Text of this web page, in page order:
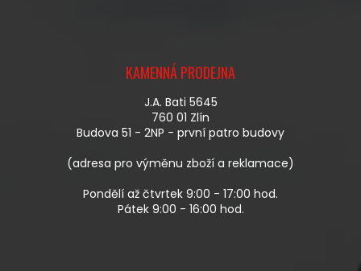
KAMENNÁ PRODEJNA
J.A. Bati 5645
760 01 Zlín
Budova 51 - 2NP - první patro budovy
(adresa pro výměnu zboží a reklamace)
Pondělí až čtvrtek 9:00 - 17:00 hod.
Pátek 9:00 - 16:00 hod.